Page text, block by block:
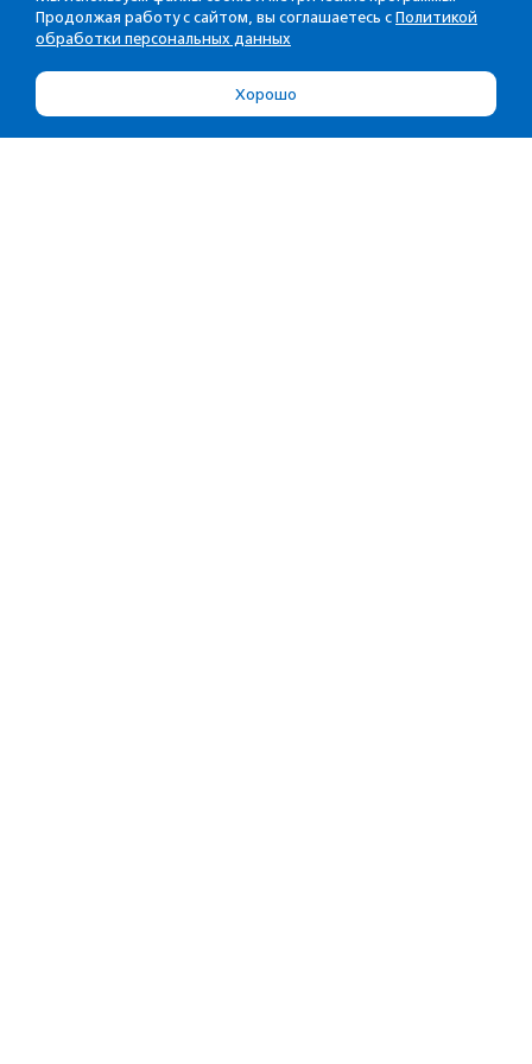
Продолжая работу с сайтом, вы соглашаетесь с Политикой
обработки персональных данных
Хорошо